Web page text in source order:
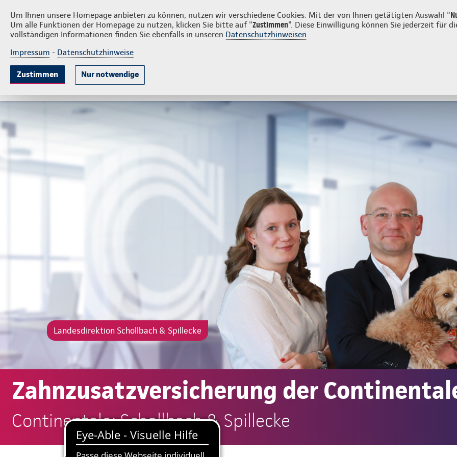
Um Ihnen unsere Homepage anbieten zu können, nutzen wir verschiedene Cookies. Mit der von Ihnen getätigten Auswahl "
Um alle Funktionen der Homepage zu nutzen, klicken Sie bitte auf "Zustimmen". Diese Einwilligung können Sie jederzeit für
vollständigen Informationen finden Sie ebenfalls in unseren Datenschutzhinweisen.
Impressum - Datenschutzhinweise
Zustimmen Nur notwendige
Schollbach & Spillecke Privatkunden Firmenkunden
KrankenversicherungLebensversicherung
Landesdirektion Schollbach & Spillecke
Zahnzusatzversicherung der
Continentale: Schollbach & Spillecke